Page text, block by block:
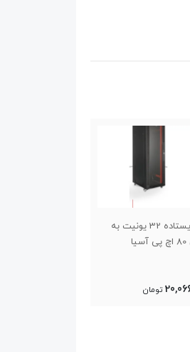
رک ایستاده 32 یونیت به
تومان